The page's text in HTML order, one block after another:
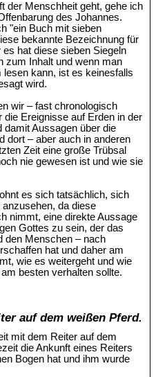
der Menschheit geht, gehe ich
des Johannes.
"ein Buch mit sieben
bekannte Bezeichnung für
hat diese sieben Siegeln
zum Inhalt und wenn man
kann, ist es keinesfalls
wird.
wir – fast chronologisch
die Ereignisse auf Erden in der
damit Aussagen über die
dort – aber auch in anderen
Zeit eine große Trübsal
nie gewesen ist und wie sie
es sich tatsächlich, sich
da diese
nimmt, eine direkte Aussage
Gottes zu sein, der das
den Menschen – nach
hat und daher am
wie es weitergeht und wie
besten verhalten sollte.
auf dem weißen Pferd.
mit dem Reiter auf dem
die Ankunft eines Reiters
Bogen hat und ihm wurde